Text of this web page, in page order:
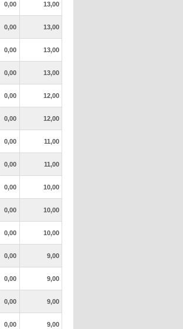
0,00 13,00
0,00 13,00
0,00 13,00
0,00 13,00
0,00 12,00
0,00 12,00
0,00 11,00
0,00 11,00
0,00 10,00
0,00 10,00
0,00 10,00
0,00 9,00
0,00 9,00
0,00 9,00
0,00 9,00